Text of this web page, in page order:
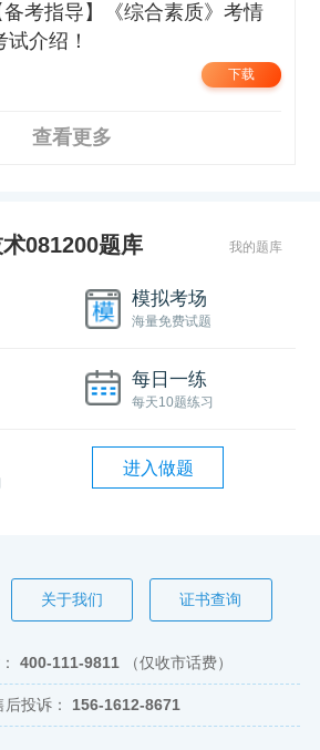
备考指导】《综合素质》考情
介绍！
下载
查看更多
081200题库 我的题库
模拟考场
海量免费试题
每日一练
每天10题练习
进入做题
关于我们 证书查询
400-111-9811 （仅收市话费）
后投诉： 156-1612-8671